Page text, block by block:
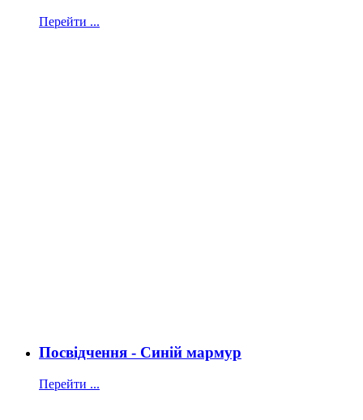
Перейти ...
Посвідчення - Синій мармур
Перейти ...